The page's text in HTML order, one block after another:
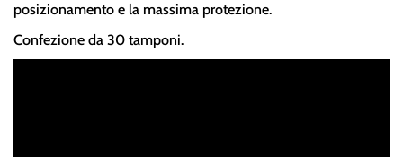
posizionamento e la massima protezione.
Confezione da 30 tamponi.